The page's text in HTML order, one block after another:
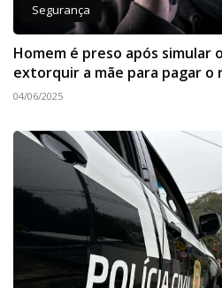
Segurança
Homem é preso após
extorquir a mãe para pagar o
04/06/2025